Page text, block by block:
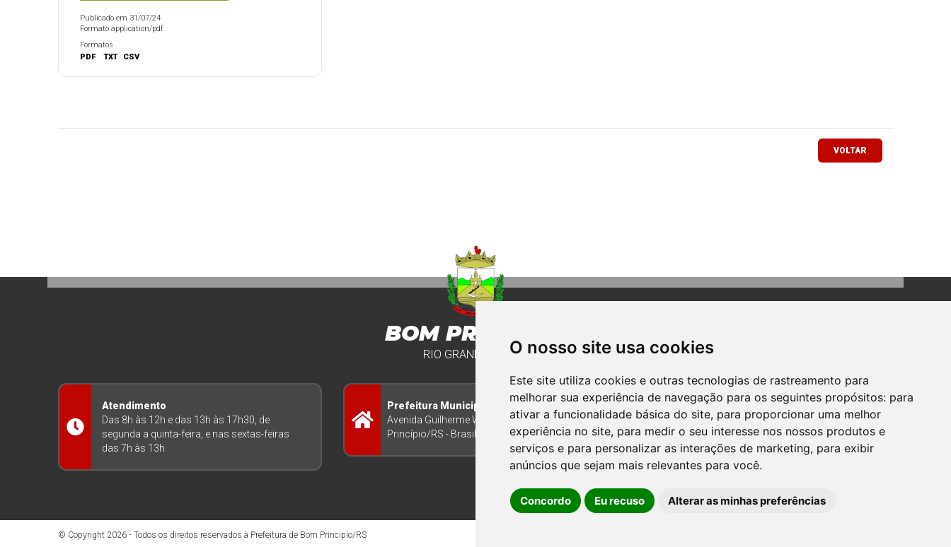
O nosso site usa cookies
Este site utiliza cookies e outras tecnologias de rastreamento para
melhorar sua experiência de navegação para os seguintes propósitos: para
ativar a funcionalidade básica do site, para proporcionar uma melhor
experiência no site, para medir o seu interesse nos nossos produtos e
serviços e para personalizar as interações de marketing, para exibir
anúncios que sejam mais relevantes para você.
Concordo Eu recuso Alterar as minhas preferências
Publicado em 31/07/24
Formato application/pdf
Formatos
PDF
TXT CSV
VOLTAR
BOM PRINCIPIO
RIO GRANDE DO SUL
Atendimento
Das 8h às 12h e das 13h às 17h30, de
segunda a quinta-feira, e nas sextas-feiras
das 7h às 13h
Prefeitura Municipal
Avenida Guilherme Winter 65 - Centro Bom
Princípio/RS - Brasil CEP 95765-000
Contato
Telefone: (51) 3634-8100
Email:gabinete@bomprincipio.rs.gov.br
© Copyright 2026 - Todos os direitos reservados à Prefeitura de Bom Principio/RS